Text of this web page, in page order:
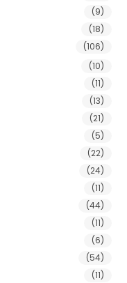
(9)
(18)
(106)
(10)
(11)
(13)
(21)
(5)
(22)
(24)
(11)
(44)
(11)
(6)
(54)
(11)